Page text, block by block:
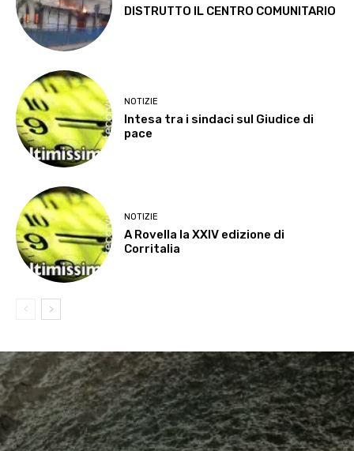
DISTRUTTO IL CENTRO COMUNITARIO
NOTIZIE
Intesa tra i sindaci sul Giudice di
pace
NOTIZIE
A Rovella la XXIV edizione di
Corritalia